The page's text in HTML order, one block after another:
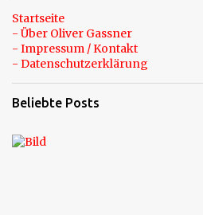
Startseite
- Über Oliver Gassner
- Impressum / Kontakt
- Datenschutzerklärung
Beliebte Posts